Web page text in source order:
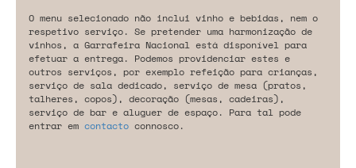
O menu selecionado não inclui vinho e bebidas, nem o
respetivo serviço. Se pretender uma harmonização de
vinhos, a Garrafeira Nacional está disponível para
efetuar a entrega. Podemos providenciar estes e
outros serviços, por exemplo refeição para crianças,
serviço de sala dedicado, serviço de mesa (pratos,
talheres, copos), decoração (mesas, cadeiras),
serviço de bar e aluguer de espaço. Para tal pode
entrar em contacto connosco.